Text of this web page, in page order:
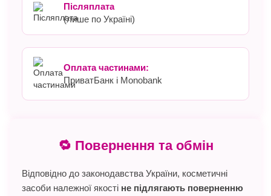
Післяплата
(лише по Україні)
Оплата частинами:
ПриватБанк і Monobank
🔁 Повернення та обмін
Відповідно до законодавства України, косметичні
засоби належної якості не підлягають поверненню